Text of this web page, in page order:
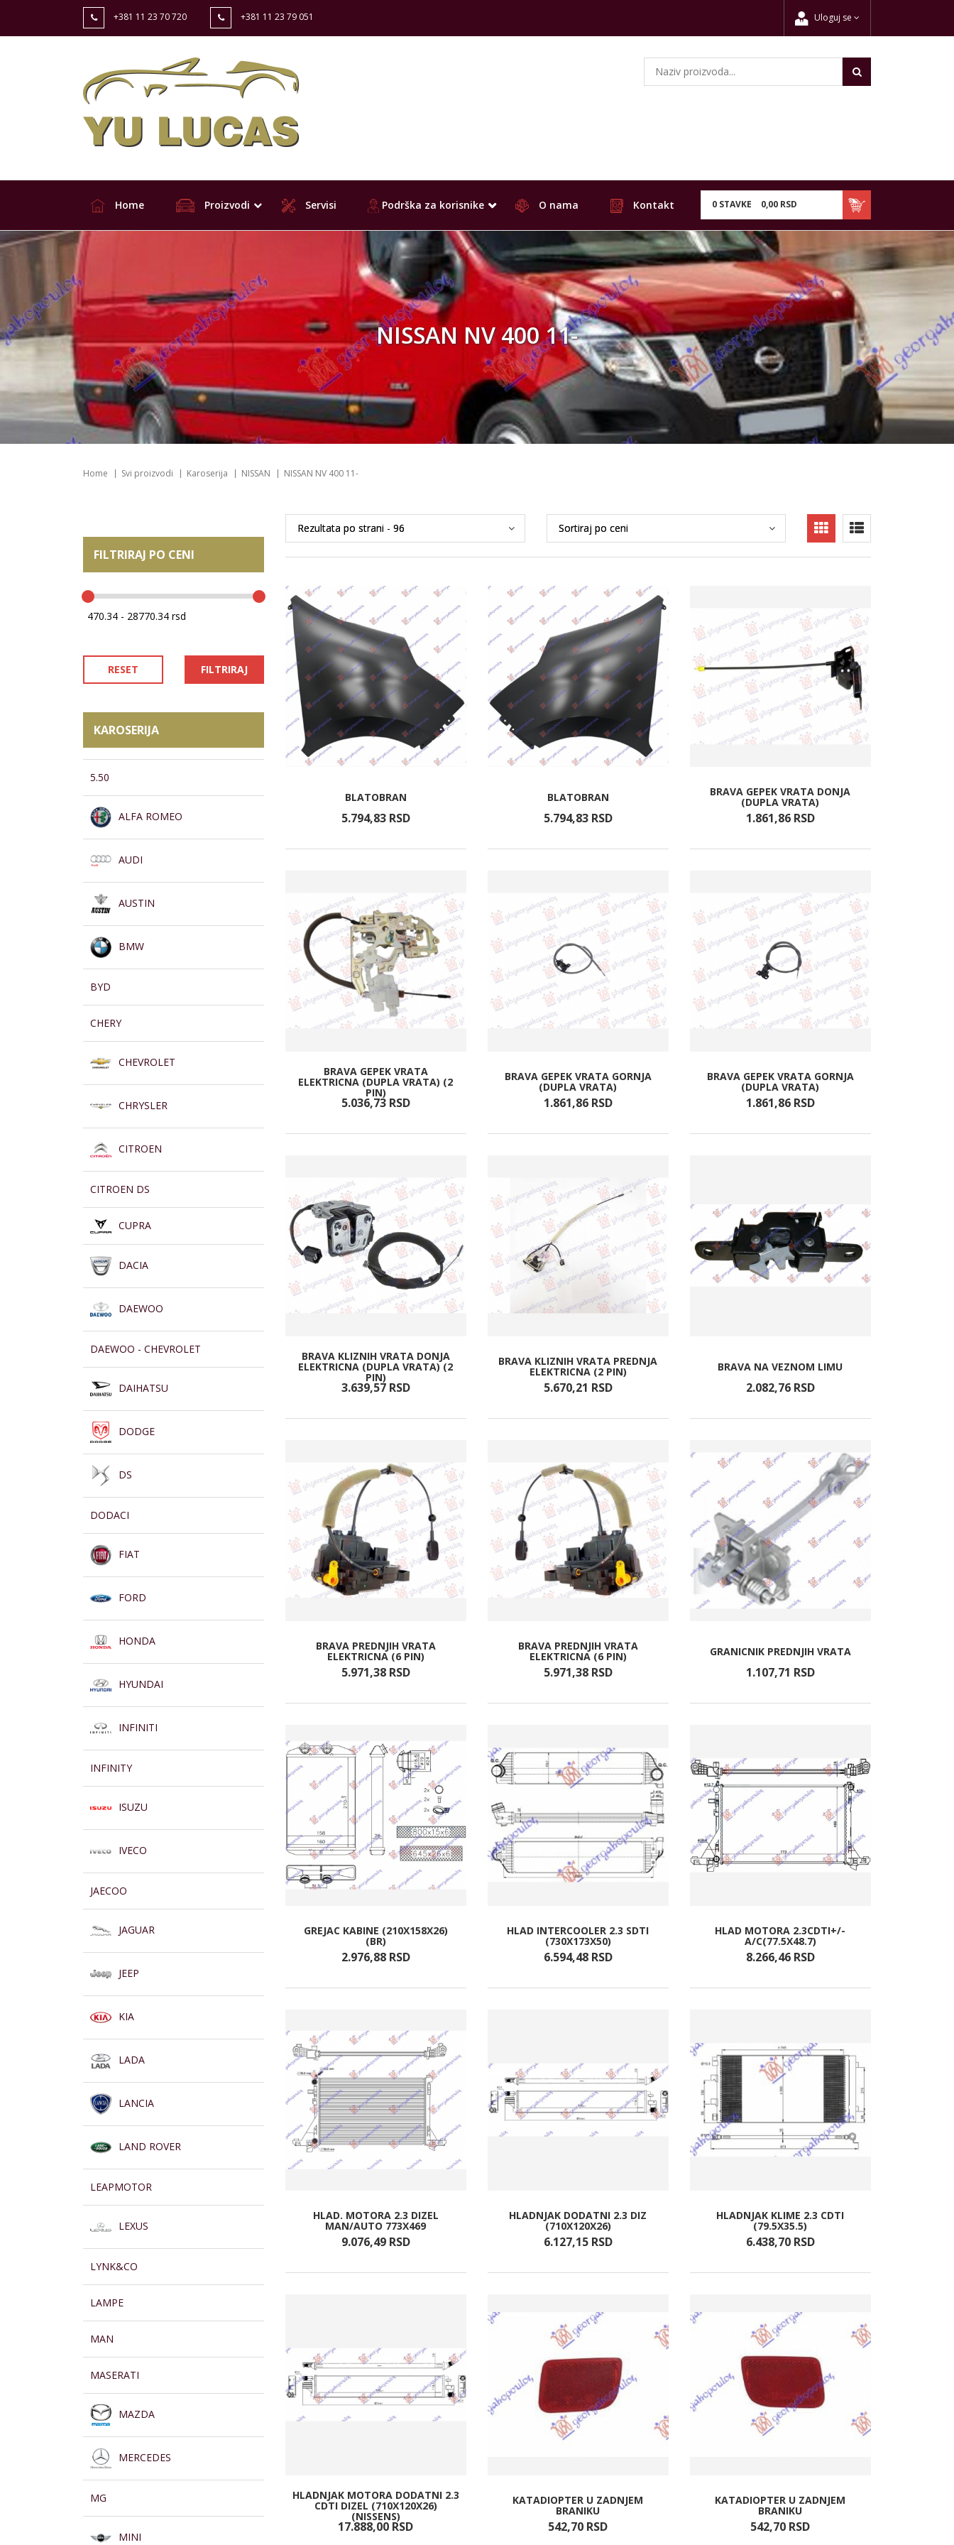
+381 11 23 70 720 +381 11 23 79 051 Uloguj se
0 STAVKE 0,00 RSD
Home Proizvodi Servisi Podrška za korisnike O nama Kontakt
NISSAN NV 400 11-
Home Svi proizvodi Karoserija NISSAN NISSAN NV 400 11-
FILTRIRAJ PO CENI
RESET FILTRIRAJ
KAROSERIJA
5.50
ALFA ROMEO
AUDI
AUSTIN
BMW
BYD
CHERY
CHEVROLET
CHRYSLER
CITROEN
CITROEN DS
CUPRA
DACIA
DAEWOO
DAEWOO - CHEVROLET
DAIHATSU
DODGE
DS
DODACI
FIAT
FORD
HONDA
HYUNDAI
INFINITI
INFINITY
ISUZU
IVECO
JAECOO
JAGUAR
JEEP
KIA
LADA
LANCIA
LAND ROVER
LEAPMOTOR
LEXUS
LYNK&CO
LAMPE
MAN
MASERATI
MAZDA
MERCEDES
MG
MINI
BLATOBRAN
5.794,83 RSD
BLATOBRAN
5.794,83 RSD
BRAVA GEPEK VRATA DONJA
(DUPLA VRATA)
1.861,86 RSD
BRAVA GEPEK VRATA
ELEKTRICNA (DUPLA VRATA) (2
PIN)
5.036,73 RSD
BRAVA GEPEK VRATA GORNJA
(DUPLA VRATA)
1.861,86 RSD
BRAVA GEPEK VRATA GORNJA
(DUPLA VRATA)
1.861,86 RSD
BRAVA KLIZNIH VRATA DONJA
ELEKTRICNA (DUPLA VRATA) (2
PIN)
3.639,57 RSD
BRAVA KLIZNIH VRATA PREDNJA
ELEKTRICNA (2 PIN)
5.670,21 RSD
BRAVA NA VEZNOM LIMU
2.082,76 RSD
BRAVA PREDNJIH VRATA
ELEKTRICNA (6 PIN)
5.971,38 RSD
BRAVA PREDNJIH VRATA
ELEKTRICNA (6 PIN)
5.971,38 RSD
GRANICNIK PREDNJIH VRATA
1.107,71 RSD
GREJAC KABINE (210X158X26)
(BR)
2.976,88 RSD
HLAD INTERCOOLER 2.3 SDTI
(730X173X50)
6.594,48 RSD
HLAD MOTORA 2.3CDTI+/-
A/C(77.5X48.7)
8.266,46 RSD
HLAD. MOTORA 2.3 DIZEL
MAN/AUTO 773X469
9.076,49 RSD
HLADNJAK DODATNI 2.3 DIZ
(710X120X26)
6.127,15 RSD
HLADNJAK KLIME 2.3 CDTI
(79.5X35.5)
6.438,70 RSD
HLADNJAK MOTORA DODATNI 2.3
CDTI DIZEL (710X120X26)
(NISSENS)
17.888,00 RSD
KATADIOPTER U ZADNJEM
BRANIKU
542,70 RSD
KATADIOPTER U ZADNJEM
BRANIKU
542,70 RSD